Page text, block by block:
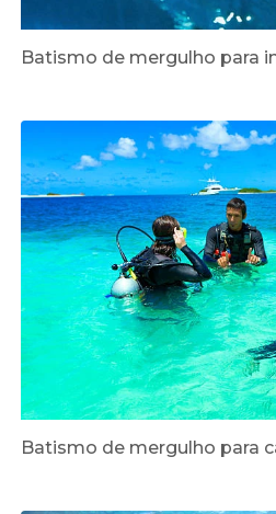
Batismo de mergulho para
Batismo de mergulho para